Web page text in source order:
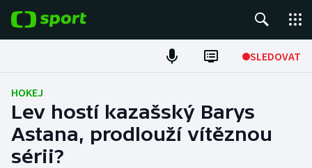
SLEDOVAT
ME v atletice
ME v plavání
Fotbal
HOKEJ
Lev hostí kazašský Barys
Astana, prodlouží vítěznou
sérii?